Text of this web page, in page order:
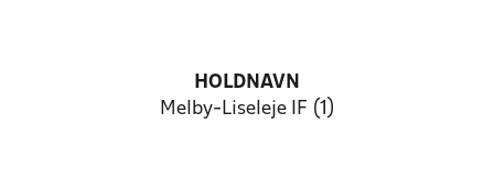
HOLDNAVN
Melby-Liseleje IF (1)